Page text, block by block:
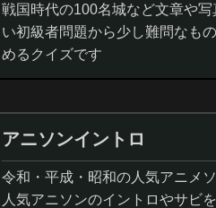
戦国時代の100名城など文章や
い初級者問題から少し難問なも
めるクイズです
アニソンイントロ
令和・平成・昭和の人気アニメ
人気アニソンのイントロやサビ